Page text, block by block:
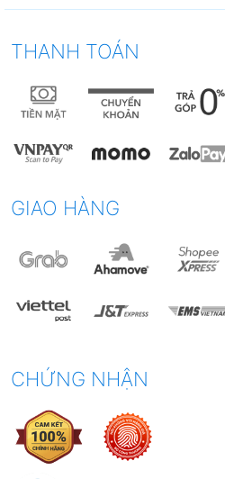
THANH TOÁN
GIAO HÀNG
CHỨNG NHẬN